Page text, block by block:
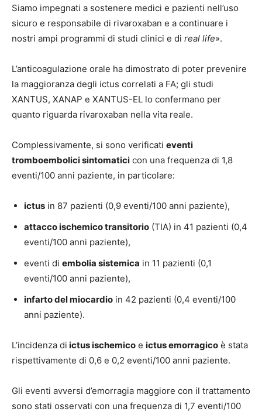
Siamo impegnati a sostenere medici e pazienti nell’uso
sicuro e responsabile di rivaroxaban e a continuare i
nostri ampi programmi di studi clinici e di real life».
L’anticoagulazione orale ha dimostrato di poter prevenire
la maggioranza degli ictus correlati a FA; gli studi
XANTUS, XANAP e XANTUS-EL lo confermano per
quanto riguarda rivaroxaban nella vita reale.
Complessivamente, si sono verificati eventi
tromboembolici sintomatici con una frequenza di 1,8
eventi/100 anni paziente, in particolare:
ictus in 87 pazienti (0,9 eventi/100 anni paziente),
attacco ischemico transitorio (TIA) in 41 pazienti (0,4
eventi/100 anni paziente),
eventi di embolia sistemica in 11 pazienti (0,1
eventi/100 anni paziente),
infarto del miocardio in 42 pazienti (0,4 eventi/100
anni paziente).
L’incidenza di ictus ischemico e ictus emorragico è stata
rispettivamente di 0,6 e 0,2 eventi/100 anni paziente.
Gli eventi avversi d’emorragia maggiore con il trattamento
sono stati osservati con una frequenza di 1,7 eventi/100